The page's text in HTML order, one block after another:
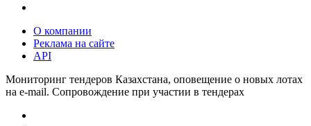
О компании
Реклама на сайте
API
Мониторинг тендеров Казахстана, оповещение о новых лотах
на e-mail. Сопровождение при участии в тендерах